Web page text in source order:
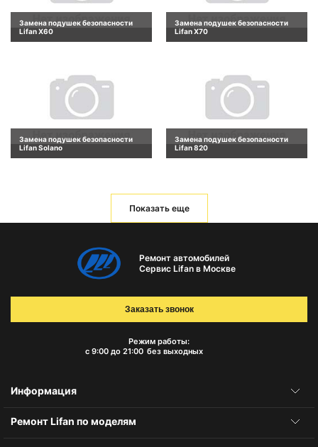
Замена подушек безопасности
Lifan X60
Замена подушек безопасности
Lifan X70
Замена подушек безопасности
Lifan Solano
Замена подушек безопасности
Lifan 820
Показать еще
Ремонт автомобилей
Сервис Lifan в Москве
Режим работы:
с 9:00 до 21:00 без выходных
Заказать звонок
Информация
Ремонт Lifan по моделям